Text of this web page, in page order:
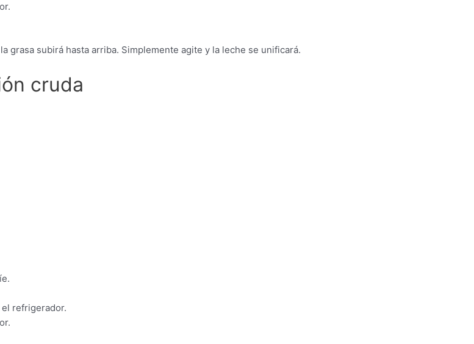
grasa subirá hasta arriba. Simplemente agite y la leche se unificará.
cruda
refrigerador.